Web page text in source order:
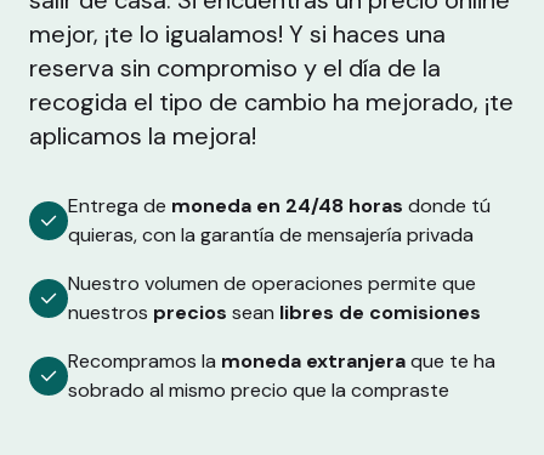
mejor, ¡te lo igualamos! Y si haces una
reserva sin compromiso y el día de la
recogida el tipo de cambio ha mejorado, ¡te
aplicamos la mejora!
Entrega de moneda en 24/48 horas donde tú
quieras, con la garantía de mensajería privada
Nuestro volumen de operaciones permite que
nuestros precios sean libres de comisiones
Recompramos la moneda extranjeraque te ha
sobrado al mismo precio que la compraste